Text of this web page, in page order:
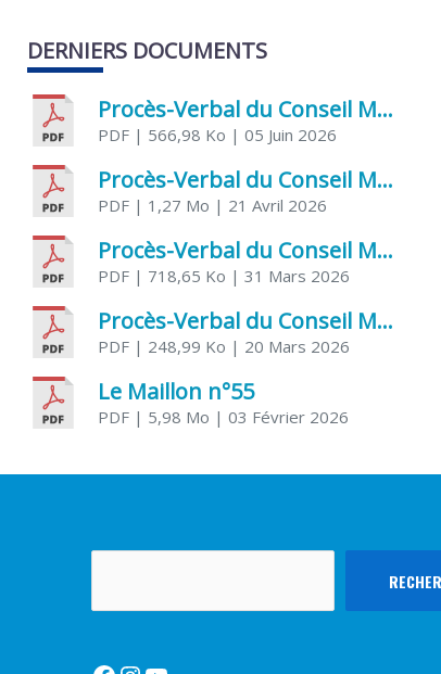
DERNIERS DOCUMENTS
Procès-Verbal du Conseil Municipal du 5 juin 2026
PDF | 566,98 Ko | 05 Juin 2026
Procès-Verbal du Conseil Municipal du 21 avril 2026
PDF | 1,27 Mo | 21 Avril 2026
Procès-Verbal du Conseil Municipal du 31 mars 2026
PDF | 718,65 Ko | 31 Mars 2026
Procès-Verbal du Conseil Municipal du 20 mars 2026
PDF | 248,99 Ko | 20 Mars 2026
Le Maillon n°55
PDF | 5,98 Mo | 03 Février 2026